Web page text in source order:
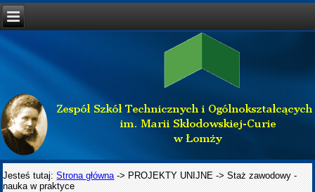
Jesteś tutaj:Strona główna -> PROJEKTY UNIJNE ->Staż zawodowy -
nauka w praktyce